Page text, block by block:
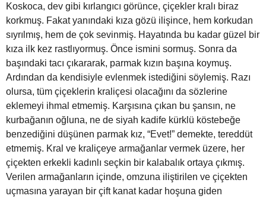
Koskoca, dev gibi kırlangıcı görünce, çiçekler kralı biraz
korkmuş. Fakat yanındaki kıza gözü ilişince, hem korkudan
sıyrılmış, hem de çok sevinmiş. Hayatında bu kadar güzel bir
kıza ilk kez rastlıyormuş. Önce ismini sormuş. Sonra da
başındaki tacı çıkararak, parmak kızın başına koymuş.
Ardından da kendisiyle evlenmek istediğini söylemiş. Razı
olursa, tüm çiçeklerin kraliçesi olacağını da sözlerine
eklemeyi ihmal etmemiş. Karşısına çıkan bu şansın, ne
kurbağanın oğluna, ne de siyah kadife kürklü köstebeğe
benzediğini düşünen parmak kız, “Evet!” demekte, tereddüt
etmemiş. Kral ve kraliçeye armağanlar vermek üzere, her
çiçekten erkekli kadınlı seçkin bir kalabalık ortaya çıkmış.
Verilen armağanların içinde, omzuna iliştirilen ve çiçekten
uçmasına yarayan bir çift kanat kadar hoşuna giden